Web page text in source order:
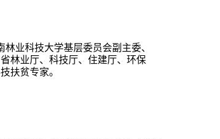
业科技大学基层委员会副主委、
林业厅、科技厅、住建厅、环保
扶贫专家。